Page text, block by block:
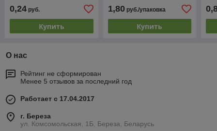
0,24 руб.
Купить
1,80руб./упаковка
Купить
О нас
Рейтинг не сформирован
Менее 5 отзывов за последний год
Работает с 17.04.2017
г. Береза
ул. Комсомольская, 1Б, Береза, Беларусь